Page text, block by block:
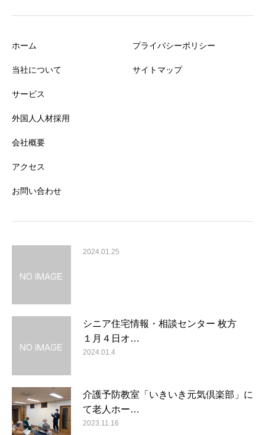
ホーム
当社について
サービス
外国人人材採用
会社概要
アクセス
お問い合わせ
プライバシーポリシー
サイトマップ
2024.01.25
シニア住宅情報・相談センター 枚方
１月４日オ…
2024.01.4
介護予防教室「いきいき元気倶楽部」に
て老人ホー…
2023.11.16